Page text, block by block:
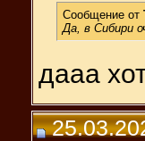
Сообщение от
Да, в Сибири
дааа